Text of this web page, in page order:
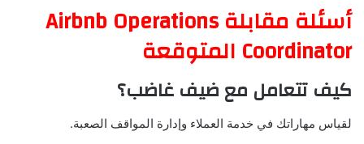
أسئلة مقابلة Airbnb Operations
Coordinator المتوقعة
كيف تتعامل مع ضيف غاضب؟
لقياس مهاراتك في خدمة العملاء وإدارة المواقف الصعبة.